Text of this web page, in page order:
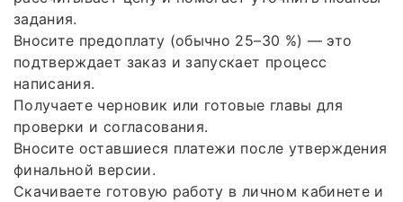
задания.
Вносите предоплату (обычно 25–30 %) — это
подтверждает заказ и запускает процесс
написания.
Получаете черновик или готовые главы для
проверки и согласования.
Вносите оставшиеся платежи после утверждения
финальной версии.
Скачиваете готовую работу в личном кабинете и